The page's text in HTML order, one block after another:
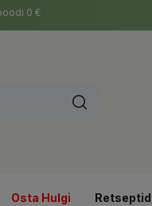
0 €
Osta Hulgi Retseptid